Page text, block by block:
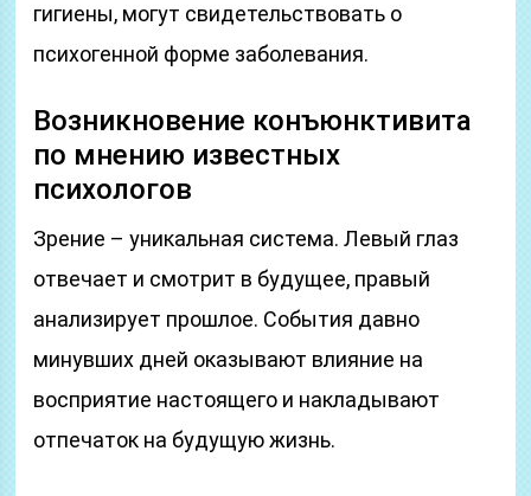
гигиены, могут свидетельствовать о
психогенной форме заболевания.
Возникновение конъюнктивита
по мнению известных
психологов
Зрение – уникальная система. Левый глаз
отвечает и смотрит в будущее, правый
анализирует прошлое. События давно
минувших дней оказывают влияние на
восприятие настоящего и накладывают
отпечаток на будущую жизнь.